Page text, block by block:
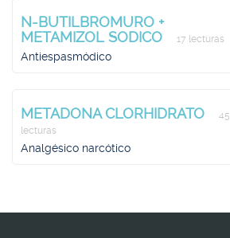
N-BUTILBROMURO +
METAMIZOL SODICO
17 lecturas
Antiespasmódico
METADONA CLORHIDRATO
45
lecturas
Analgésico narcótico